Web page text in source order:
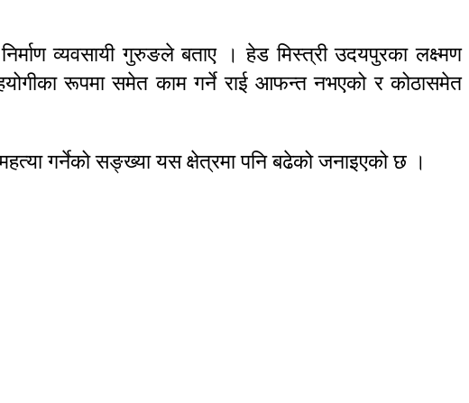
व्यवसायी गुरुङले बताए । हेड मिस्त्री उदयपुरका लक्ष्मण
रूपमा समेत काम गर्ने राई आफन्त नभएको र कोठासमेत
गर्नेको सङ्ख्या यस क्षेत्रमा पनि बढेको जनाइएको छ ।